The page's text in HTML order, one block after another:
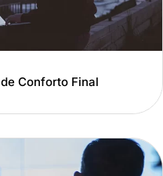
Conforto Final